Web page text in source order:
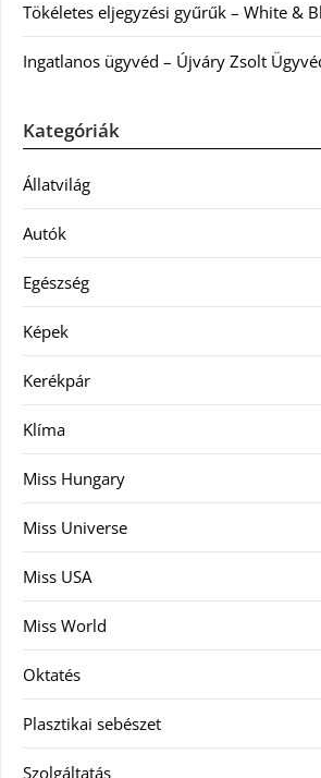
Tökéletes eljegyzési gyűrűk – White &
Ingatlanos ügyvéd – Újváry Zsolt
Kategóriák
Állatvilág
Autók
Egészség
Képek
Kerékpár
Klíma
Miss Hungary
Miss Universe
Miss USA
Miss World
Oktatés
Plasztikai sebészet
Szolgáltatás